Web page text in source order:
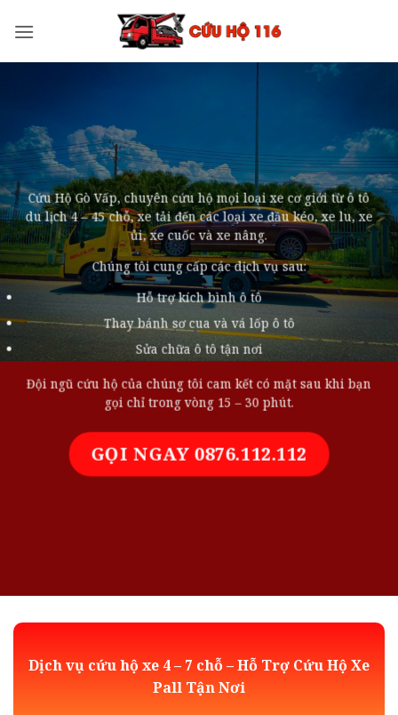
qua
Cứu Hộ Gò Vấp, chuyên cứu hộ mọi loại xe cơ giới từ ô tô
du lịch 4 – 45 chỗ, xe tải đến các loại xe đầu kéo, xe lu, xe
ủi, xe cuốc và xe nâng.
Chúng tôi cung cấp các dịch vụ sau:
Hỗ trợ kích bình ô tô
Thay bánh sơ cua và vá lốp ô tô
Sửa chữa ô tô tận nơi
Đội ngũ cứu hộ của chúng tôi cam kết có mặt sau khi bạn
gọi chỉ trong vòng 15 – 30 phút.
GỌI NGAY 0876.112.112
Dịch vụ cứu hộ xe 4 – 7 chỗ – Hỗ Trợ Cứu Hộ Xe
Pall Tận Nơi